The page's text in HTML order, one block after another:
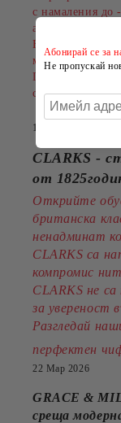
с намаления до
аксесоари.
Намаленията
марки, а
Пазарувайте
стил на по-
14 Юли 2026
CLARKS -
от
Открийте
британска
ненадминат
CLARKS са
компромис
CLARKS не
за увереност
Разгледай
перфектен
22 Мар 2026
GRACE &
среща
Абонирай се за
Не пропускай